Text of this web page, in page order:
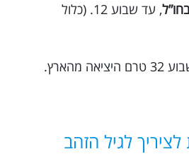
, עד שבוע 12. (כלול
מהארץ.
לגיל הזהב